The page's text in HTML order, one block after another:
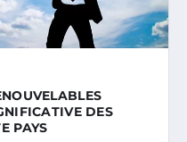
DES
PAYS